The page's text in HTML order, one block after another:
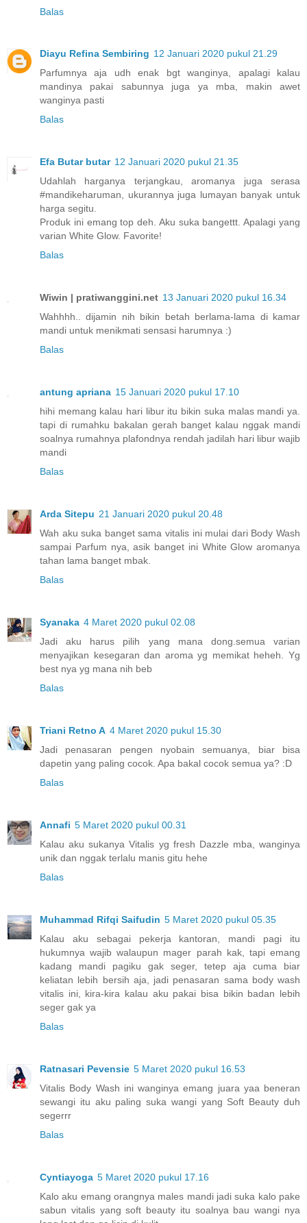
Balas
Diayu Refina Sembiring 12 Januari 2020 pukul 21.29
Parfumnya aja udh enak bgt wanginya, apalagi kalau
mandinya pakai sabunnya juga ya mba, makin awet
wanginya pasti
Balas
Efa Butar butar 12 Januari 2020 pukul 21.35
Udahlah harganya terjangkau, aromanya juga serasa
#mandikeharuman, ukurannya juga lumayan banyak untuk
harga segitu.
Produk ini emang top deh. Aku suka bangettt. Apalagi yang
varian White Glow. Favorite!
Balas
Wiwin | pratiwanggini.net 13 Januari 2020 pukul 16.34
Wahhhh.. dijamin nih bikin betah berlama-lama di kamar
mandi untuk menikmati sensasi harumnya :)
Balas
antung apriana 15 Januari 2020 pukul 17.10
hihi memang kalau hari libur itu bikin suka malas mandi ya.
tapi di rumahku bakalan gerah banget kalau nggak mandi
soalnya rumahnya plafondnya rendah jadilah hari libur wajib
mandi
Balas
Arda Sitepu 21 Januari 2020 pukul 20.48
Wah aku suka banget sama vitalis ini mulai dari Body Wash
sampai Parfum nya, asik banget ini White Glow aromanya
tahan lama banget mbak.
Balas
Syanaka 4 Maret 2020 pukul 02.08
Jadi aku harus pilih yang mana dong.semua varian
menyajikan kesegaran dan aroma yg memikat heheh. Yg
best nya yg mana nih beb
Balas
Triani Retno A 4 Maret 2020 pukul 15.30
Jadi penasaran pengen nyobain semuanya, biar bisa
dapetin yang paling cocok. Apa bakal cocok semua ya? :D
Balas
Annafi 5 Maret 2020 pukul 00.31
Kalau aku sukanya Vitalis yg fresh Dazzle mba, wanginya
unik dan nggak terlalu manis gitu hehe
Balas
Muhammad Rifqi Saifudin 5 Maret 2020 pukul 05.35
Kalau aku sebagai pekerja kantoran, mandi pagi itu
hukumnya wajib walaupun mager parah kak, tapi emang
kadang mandi pagiku gak seger, tetep aja cuma biar
keliatan lebih bersih aja, jadi penasaran sama body wash
vitalis ini, kira-kira kalau aku pakai bisa bikin badan lebih
seger gak ya
Balas
Ratnasari Pevensie 5 Maret 2020 pukul 16.53
Vitalis Body Wash ini wanginya emang juara yaa beneran
sewangi itu aku paling suka wangi yang Soft Beauty duh
segerrr
Balas
Cyntiayoga 5 Maret 2020 pukul 17.16
Kalo aku emang orangnya males mandi jadi suka kalo pake
sabun vitalis yang soft beauty itu soalnya bau wangi nya